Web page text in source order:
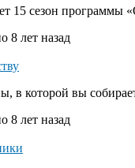
15 сезон
8 лет назад
в которой вы
8 лет назад